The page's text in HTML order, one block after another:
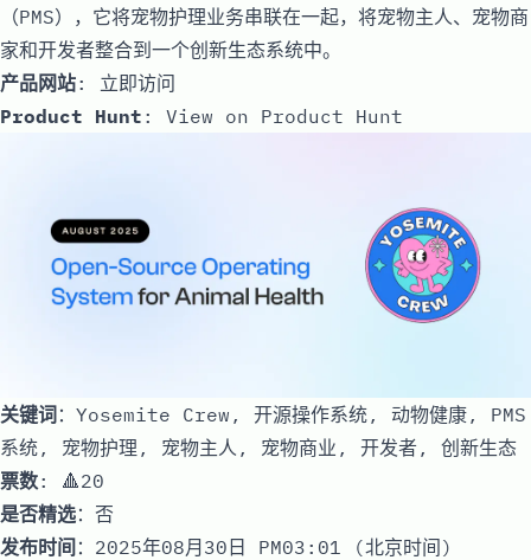
（PMS），它将宠物护理业务串联在一起，将宠物主人、宠物商
家和开发者整合到一个创新生态系统中。
产品网站: 立即访问
Product Hunt : View on Product Hunt
关键词：Yosemite Crew, 开源操作系统, 动物健康, PMS
系统, 宠物护理, 宠物主人, 宠物商业, 开发者, 创新生态
票数: 🔺20
是否精选：否
发布时间 ：2025年08月30日 PM03:01 (北京时间)